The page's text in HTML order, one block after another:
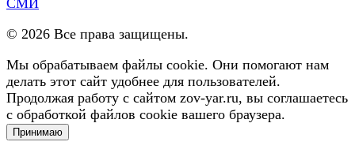
© 2026 Все права защищены.
Мы обрабатываем файлы cookie. Они помогают нам
делать этот сайт удобнее для пользователей.
Продолжая работу с сайтом zov-yar.ru, вы соглашаетесь
с обработкой файлов cookie вашего браузера.
Принимаю